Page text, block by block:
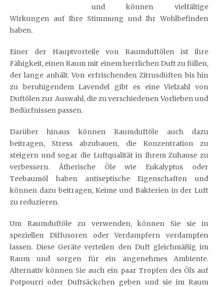
und können vielfältige
Wirkungen auf Ihre Stimmung und Ihr Wohlbefinden
haben.
Einer der Hauptvorteile von Raumduftölen ist ihre
Fähigkeit, einen Raum mit einem herrlichen Duft zu füllen,
der lange anhält. Von erfrischenden Zitrusdüften bis hin
zu beruhigendem Lavendel gibt es eine Vielzahl von
Duftölen zur Auswahl, die zu verschiedenen Vorlieben und
Bedürfnissen passen.
Darüber hinaus können Raumduftöle auch dazu
beitragen, Stress abzubauen, die Konzentration zu
steigern und sogar die Luftqualität in Ihrem Zuhause zu
verbessern. Ätherische Öle wie Eukalyptus oder
Teebaumöl haben antiseptische Eigenschaften und
können dazu beitragen, Keime und Bakterien in der Luft
zu reduzieren.
Um Raumduftöle zu verwenden, können Sie sie in
speziellen Diffusoren oder Verdampfern verdampfen
lassen. Diese Geräte verteilen den Duft gleichmäßig im
Raum und sorgen für ein angenehmes Ambiente.
Alternativ können Sie auch ein paar Tropfen des Öls auf
Potpourri oder Duftsäckchen geben und sie im Raum